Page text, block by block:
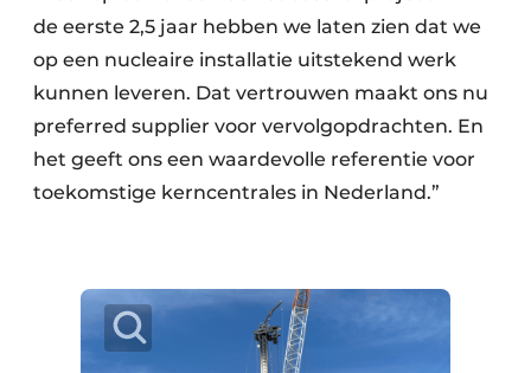
de eerste 2,5 jaar hebben we laten zien dat we
op een nucleaire installatie uitstekend werk
kunnen leveren. Dat vertrouwen maakt ons nu
preferred supplier voor vervolgopdrachten. En
het geeft ons een waardevolle referentie voor
toekomstige kerncentrales in Nederland.”